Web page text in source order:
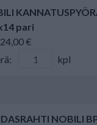
pari
€
kpl
NOBILI